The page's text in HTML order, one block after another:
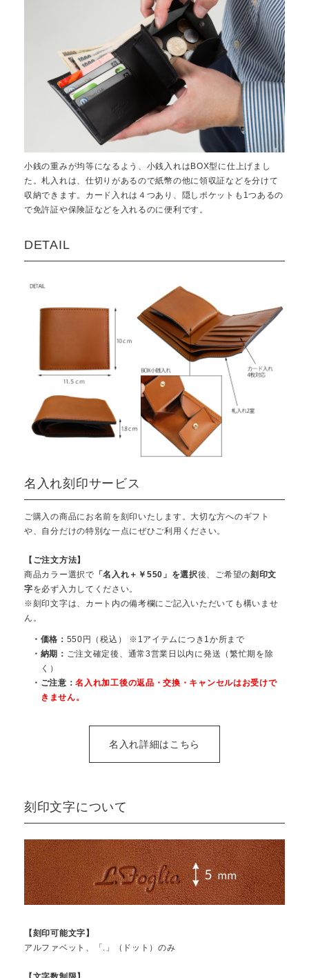
小銭の重みが均等になるよう、小銭入れはBOX型に仕上げまし
た。札入れは、仕切りがあるので紙幣の他に領収証などを分けて
収納できます。カード入れは４つあり、隠しポケットも1つあるの
で免許証や保険証などを入れるのに便利です。
DETAIL
名入れ刻印サービス
ご購入の商品にお名前を刻印いたします。大切な方へのギフト
や、自分だけの特別な一点にぜひご利用ください。
【ご注文方法】
商品カラー選択で 「名入れ＋￥550」を選択後、ご希望の刻印文
字を必ず入力してください。
※刻印文字は、カート内の備考欄にご記入いただいても構いませ
ん。
・価格： 550円（税込） ※1アイテムにつき1か所まで
・納期： ご注文確定後、通常3営業日以内に発送（繁忙期を除
く）
・ご注意：名入れ加工後の返品・交換・キャンセルはお受けで
きません。
名入れ詳細はこちら
刻印文字について
【刻印可能文字】
アルファベット、「.」（ドット）のみ